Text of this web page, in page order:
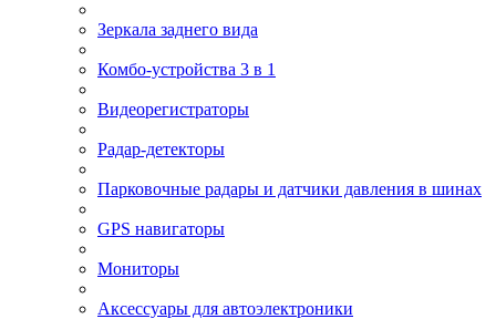
Зеркала заднего вида
Комбо-устройства 3 в 1
Видеорегистраторы
Радар-детекторы
Парковочные радары и датчики давления в шинах
GPS навигаторы
Мониторы
Аксессуары для автоэлектроники